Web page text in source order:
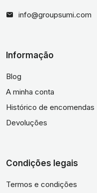
info@groupsumi.com
Informação
Blog
A minha conta
Histórico de encomendas
Devoluções
Condições legais
Termos e condições